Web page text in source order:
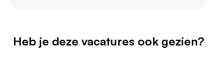
Heb je deze vacatures ook gezien?